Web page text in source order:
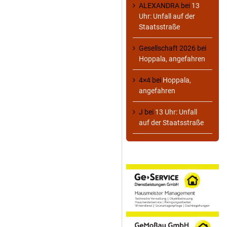
ALEXANDRA bei 13
Uhr: Unfall auf der
Staatsstraße
Gesellschaft 2026 bei
Hoppala, angefahren
4×4 bei Hoppala,
angefahren
J bei 13 Uhr: Unfall
auf der Staatsstraße